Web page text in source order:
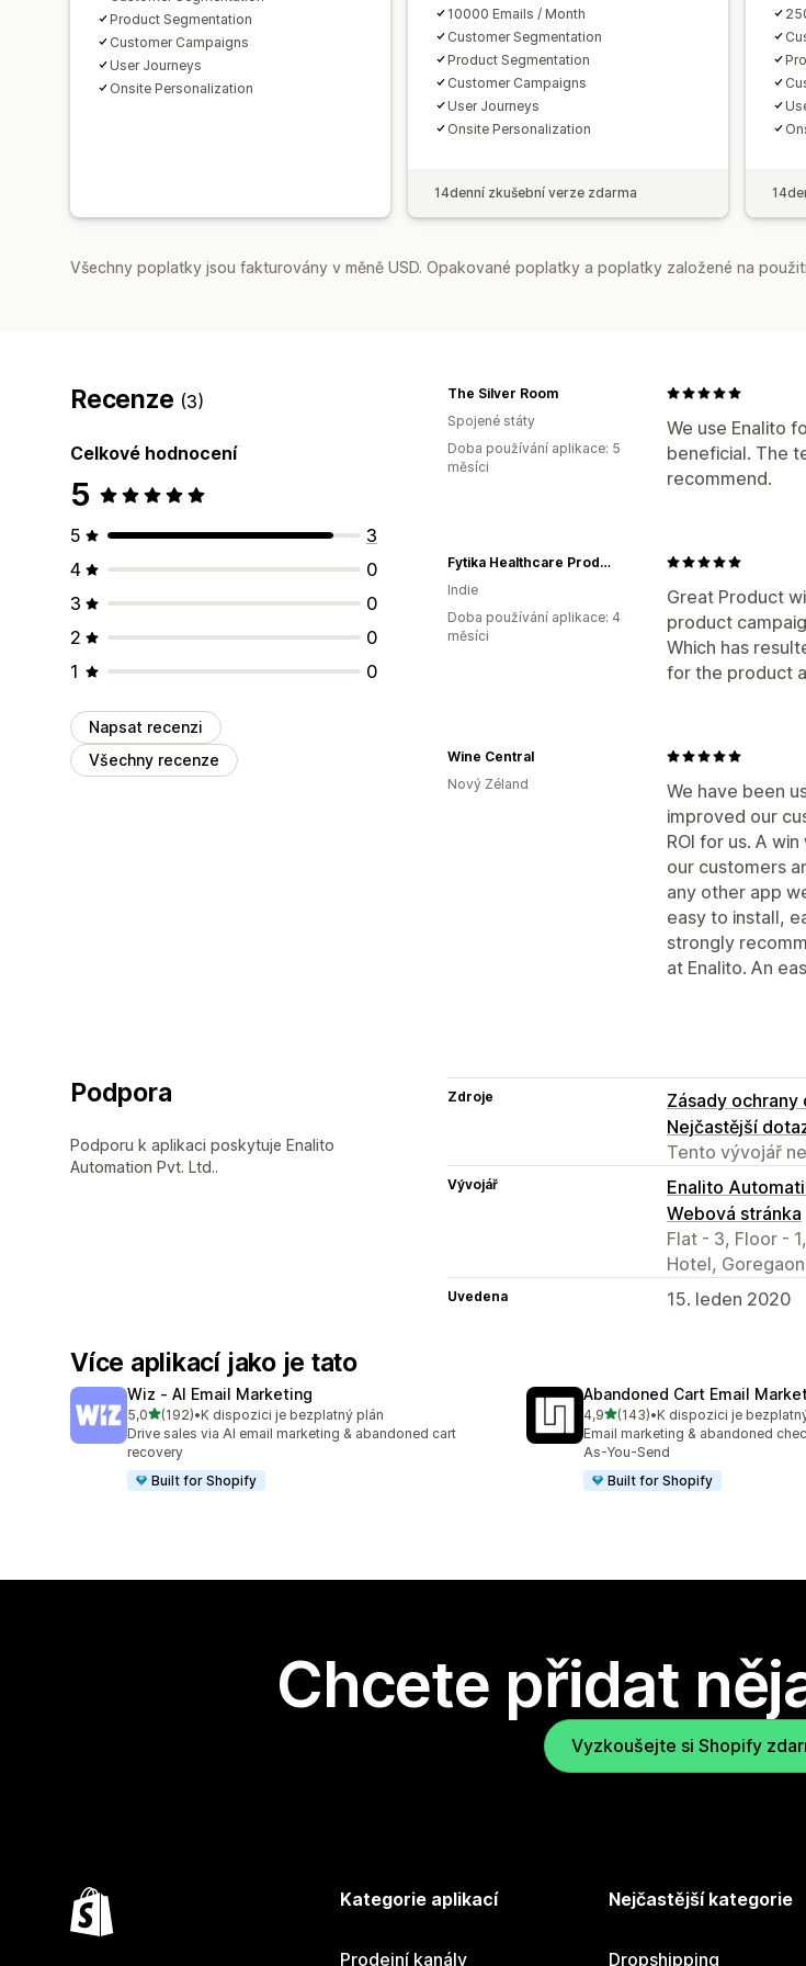
Product Segmentation
Customer Campaigns
User Journeys
Onsite Personalization
10000 Emails / Month
Customer Segmentation
Product Segmentation
Customer Campaigns
User Journeys
Onsite Personalization
14denní zkušební verze zdarma
Všechny poplatky jsou fakturovány v měně USD. Opakované poplatky a poplatky založené na
Recenze (3)
Celkové hodnocení
5
5
3
4
0
3
0
2
0
1
0
Napsat recenzi
Všechny recenze
We use Enalito
beneficial. The
recommend.
The Silver Room
Spojené státy
Doba používání aplikace: 5
měsíci
Great Product
product
Which has
for the product
Fytika Healthcare Products
Indie
Doba používání aplikace: 4
měsíci
We have been
improved our
ROI for us. A
our customers
any other app
easy to install,
strongly
at Enalito. An
Wine Central
Nový Zéland
Podpora
Podporu k aplikaci poskytuje Enalito
Automation Pvt. Ltd..
Zdroje
Zásady ochrany
Nejčastější
Tento vývojář
Vývojář
Enalito
Webová stránka
Flat - 3, Floor -
Hotel,
Uvedena 15. leden 2020
Více aplikací jako je tato
Wiz ‑ AI Email Marketing
5,0z 5 hvězd
(192)
Celkový počet recenzí: 192
•K dispozici je bezplatný plán
Drive sales via AI email marketing & abandoned cart
recovery
Built for Shopify
Abandoned Cart Email
4,9z 5 hvězd
(143)
Celkový počet recenzí: 143
•K dispozici je
Email marketing & abandoned
As-You-Send
Built for Shopify
Chcete přidat
Vyzkoušejte si Shopify
Kategorie aplikací
Prodejní kanály
Nejčastější kategorie
Dropshipping